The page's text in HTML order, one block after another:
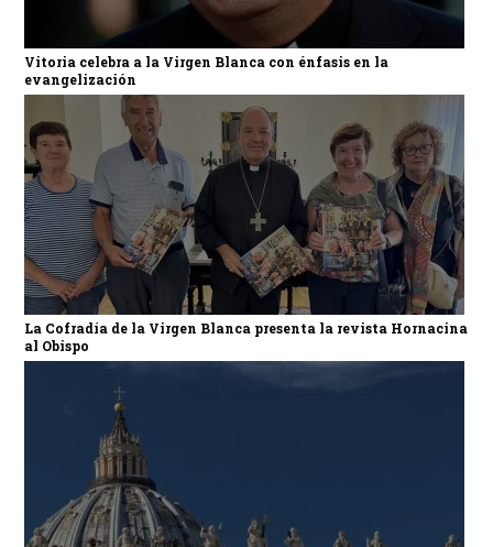
Vitoria celebra a la Virgen Blanca con énfasis en la
evangelización
La Cofradía de la Virgen Blanca presenta la revista Hornacina
al Obispo